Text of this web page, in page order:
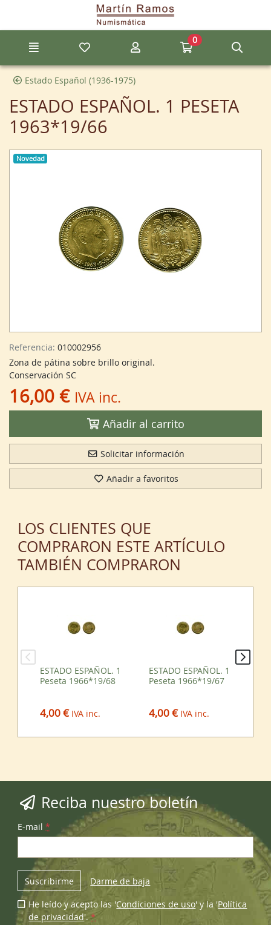
Ir al contenido principal de la página
Mis artículos favoritos
Mi cuentaIr a mi compra
0
Estado Español (1936-1975)
ESTADO ESPAÑOL. 1 PESETA
1963*19/66
Novedad
Referencia: 010002956
Zona de pátina sobre brillo original.
Conservación SC
16,00 € IVA inc.
Añadir al carrito
Solicitar información
Añadir a favoritos
LOS CLIENTES QUE
COMPRARON ESTE ARTÍCULO
TAMBIÉN COMPRARON
ESTADO ESPAÑOL. 1
Peseta 1966*19/68
4,00 € IVA inc.
ESTADO ESPAÑOL. 1
Peseta 1966*19/67
4,00 € IVA inc.
Reciba nuestro boletín
E-mail *
Suscribirme Darme de baja
He leído y acepto las 'Condiciones de uso' y la 'Política
de privacidad'.*